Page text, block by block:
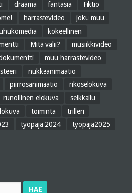
draama fantasia
Fiktio
harrastevideo
joku muu
kokeellinen
Mitä välii?
musiikkivideo
muu harrastevideo
nukkeanimaatio
piirrosanimaatio
rikoselokuva
runollinen elokuva
seikkailu
toiminta
trilleri
työpaja 2024
työpaja2025